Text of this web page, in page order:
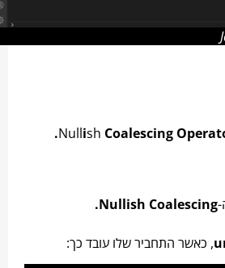
ish Coalescing
Nullish Coalescing.
, כאשר התחביר שלו עובד כך: